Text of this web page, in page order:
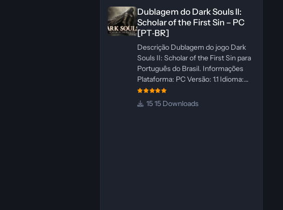
Dublagem do Dark Souls II:
Scholar of the First Sin – PC
[PT‑BR]
Descrição Dublagem do jogo Dark
Souls II: Scholar of the First Sin para
Português do Brasil. Informações
Plataforma: PC Versão: 1.1 Idioma:
Português‑BR Versão Suportada:
Steam Idioma Suportado: Inglês
15 Downloads